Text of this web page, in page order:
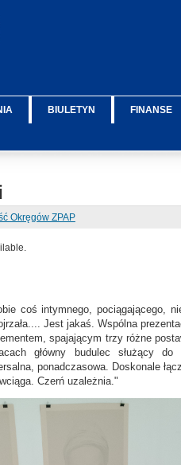
BIULETYN FINANSE
Okręgów ZPAP
coś intymnego, pociągającego,
Jest jakaś. Wspólna
spajającym trzy różne
główny budulec służący
ponadczasowa. Doskonale
Czerń uzależnia."